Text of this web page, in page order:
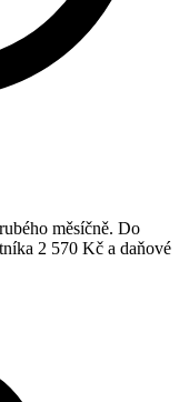
měsíčně. Do
2 570 Kč a daňové